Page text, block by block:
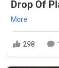
Drop Of
More
298